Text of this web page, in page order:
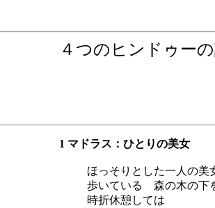
４つのヒンドゥー
1 マドラス：ひとりの美女
ほっそりとした一人の美
歩いている 森の木の下
時折休憩しては